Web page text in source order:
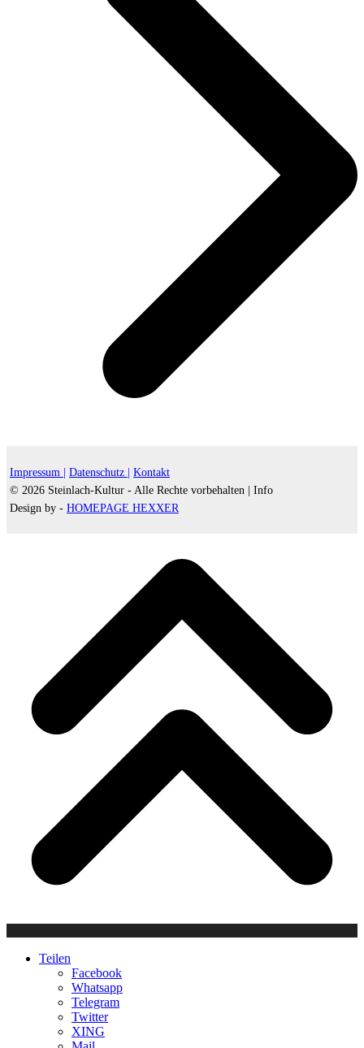
Impressum | Datenschutz |
Kontakt
© 2026 Steinlach-Kultur - Alle Rechte vorbehalten |
Info
Design by - HOMEPAGE HEXXER
Teilen
Facebook
Whatsapp
Telegram
Twitter
XING